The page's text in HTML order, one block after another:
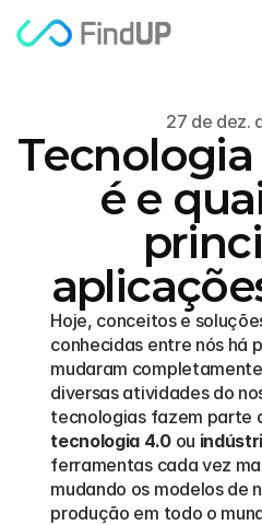
27 de dez.
é e
Hoje, conceitos e
conhecidas entre nós há
mudaram
diversas atividades do
tecnologia 4.0 ou
ferramentas cada vez
mudando os modelos de
produção em todo o